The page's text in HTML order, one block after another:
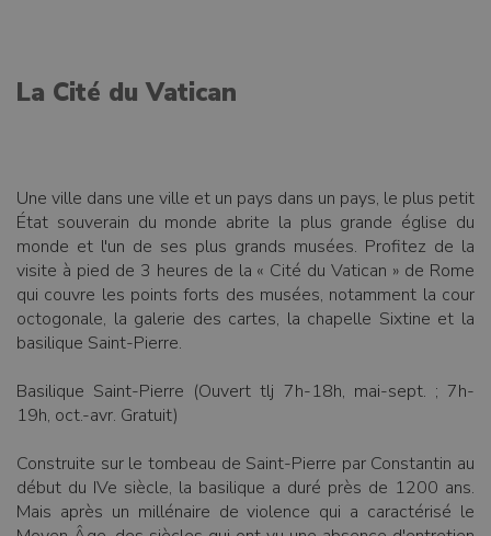
La Cité du Vatican
Une ville dans une ville et un pays dans un pays, le plus petit
État souverain du monde abrite la plus grande église du
monde et l'un de ses plus grands musées. Profitez de la
visite à pied de 3 heures de la « Cité du Vatican » de Rome
qui couvre les points forts des musées, notamment la cour
octogonale, la galerie des cartes, la chapelle Sixtine et la
basilique Saint-Pierre.
Basilique Saint-Pierre (Ouvert tlj 7h-18h, mai-sept. ; 7h-
19h, oct.-avr. Gratuit)
Construite sur le tombeau de Saint-Pierre par Constantin au
début du IVe siècle, la basilique a duré près de 1200 ans.
Mais après un millénaire de violence qui a caractérisé le